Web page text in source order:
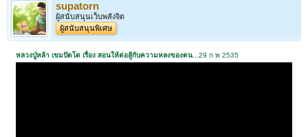
supatorn
ผู้สนับสนุนเว็บพลังจิต
ผู้สนับสนุนพิเศษ
หลวงปู่หล้า เขมปัตโต เรื่อง สอนให้ต่อสู้กับความหลงของตน ...29 ก พ 2535